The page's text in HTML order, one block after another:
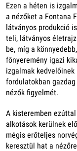
Ezen a héten is
a nézőket a Fontana
látványos produkció
teli, látványos
be, míg a
főnyeremény igazi
izgalmak
fordulatokban
nézők figyelmét.
A kisteremben
alkotások kerülnek
mégis erőteljes
keresztül hat a